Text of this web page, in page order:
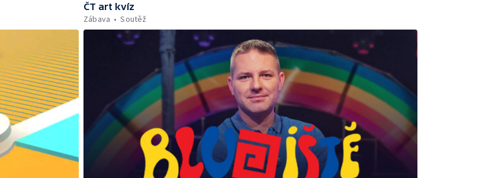
ČT art kvíz
Zábava
Soutěž